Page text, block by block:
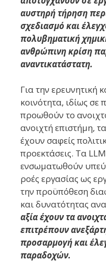
αυστηρή τήρηση
σχεδιασμό και
πολυβηματική
ανθρώπινη κρίση
αναντικατάστατη.
Για την ερευνητική
κοινότητα, ιδίως
προωθούν το
ανοιχτή επιστήμη,
έχουν σαφείς
προεκτάσεις. Τα
ενσωματωθούν
ροές εργασίας ως
την προϋπόθεση
και δυνατότητας
αξία έχουν τα
επιτρέπουν
προσαρμογή και
παραδοχών.